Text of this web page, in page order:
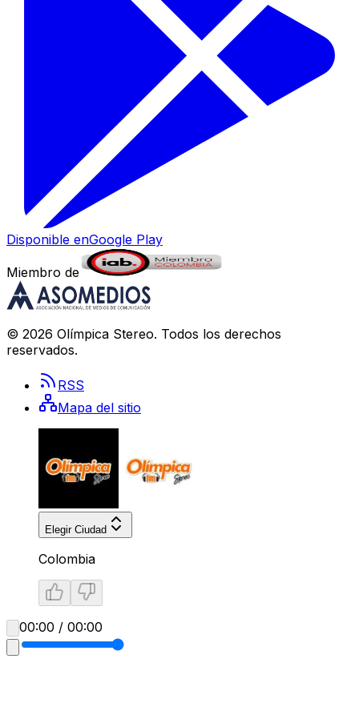
Disponible enGoogle Play
Miembro de
© 2026 Olímpica Stereo. Todos los derechos
reservados.
RSS
Mapa del sitio
Elegir Ciudad
Colombia
00:00 / 00:00